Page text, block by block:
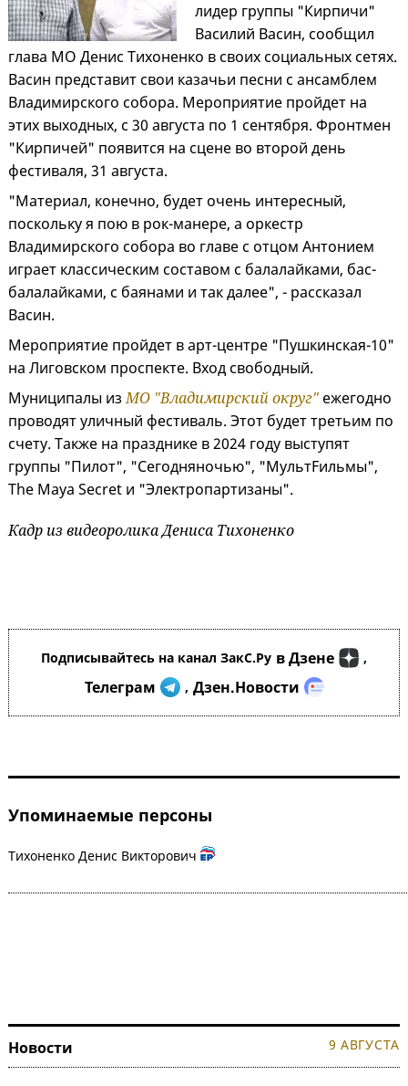
лидер группы "Кирпичи"
Василий Васин, сообщил
глава МО Денис Тихоненко в своих социальных сетях.
Васин представит свои казачьи песни с ансамблем
Владимирского собора. Мероприятие пройдет на
этих выходных, с 30 августа по 1 сентября. Фронтмен
"Кирпичей" появится на сцене во второй день
фестиваля, 31 августа.
"Материал, конечно, будет очень интересный,
поскольку я пою в рок-манере, а оркестр
Владимирского собора во главе с отцом Антонием
играет классическим составом с балалайками, бас-
балалайками, с баянами и так далее", - рассказал
Васин.
Мероприятие пройдет в арт-центре "Пушкинская-10"
на Лиговском проспекте. Вход свободный.
Муниципалы изМО "Владимирский округ" ежегодно
проводят уличный фестиваль. Этот будет третьим по
счету. Также на празднике в 2024 году выступят
группы "Пилот", "Сегодняночью", "МультFильмы",
The Maya Secret и "Электропартизаны".
Кадр из видеоролика Дениса Тихоненко
Подписывайтесь на канал ЗакС.Ру в Дзене ,
Телеграм , Дзен.Новости
Упоминаемые персоны
Тихоненко Денис Викторович
Новости 9 АВГУСТА